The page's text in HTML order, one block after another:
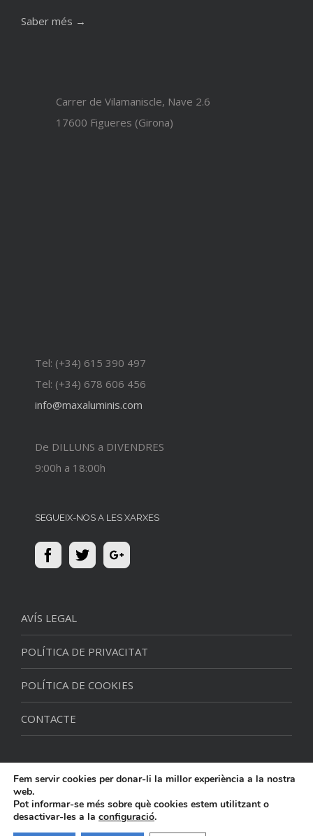
Saber més →
Carrer de Vilamaniscle, Nave 2.6
17600 Figueres (Girona)
Tel: (+34) 615 390 497
Tel: (+34) 678 606 456
info@maxaluminis.com
De DILLUNS a DIVENDRES
9:00h a 18:00h
SEGUEIX-NOS A LES XARXES
AVÍS LEGAL
POLÍTICA DE PRIVACITAT
POLÍTICA DE COOKIES
CONTACTE
© 2016 MAX ALUMINIS - by
Fem servir cookies per donar-li la millor experiència a la nostra
web.
Pot informar-se més sobre què cookies estem utilitzant o
desactivar-les a la configuració.